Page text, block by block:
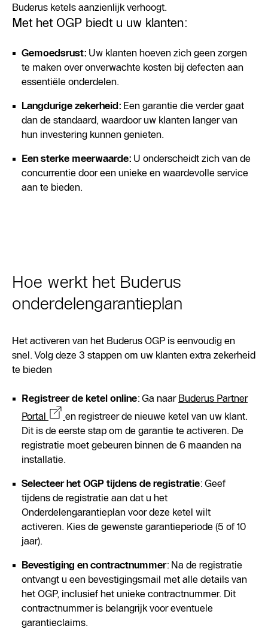
Buderus ketels aanzienlijk verhoogt.
Met het OGP biedt u uw klanten:
Gemoedsrust: Uw klanten hoeven zich geen zorgen
te maken over onverwachte kosten bij defecten aan
essentiële onderdelen.
Langdurige zekerheid: Een garantie die verder gaat
dan de standaard, waardoor uw klanten langer van
hun investering kunnen genieten.
Een sterke meerwaarde: U onderscheidt zich van de
concurrentie door een unieke en waardevolle service
aan te bieden.
Hoe werkt het Buderus
onderdelengarantieplan
Het activeren van het Buderus OGP is eenvoudig en
snel. Volg deze 3 stappen om uw klanten extra zekerheid
te bieden
Registreer de ketel online: Ga naar Buderus Partner
Portal
en registreer de nieuwe ketel van uw klant.
Dit is de eerste stap om de garantie te activeren. De
registratie moet gebeuren binnen de 6 maanden na
installatie.
Selecteer het OGP tijdens de registratie: Geef
tijdens de registratie aan dat u het
Onderdelengarantieplan voor deze ketel wilt
activeren. Kies de gewenste garantieperiode (5 of 10
jaar).
Bevestiging en contractnummer: Na de registratie
ontvangt u een bevestigingsmail met alle details van
het OGP, inclusief het unieke contractnummer. Dit
contractnummer is belangrijk voor eventuele
garantieclaims.